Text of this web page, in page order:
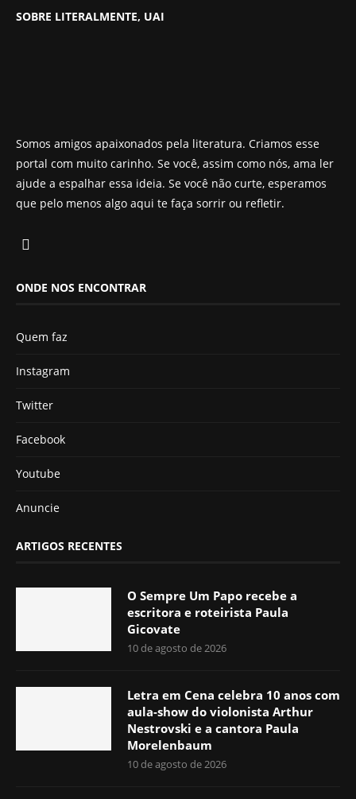
SOBRE LITERALMENTE, UAI
Somos amigos apaixonados pela literatura. Criamos esse
portal com muito carinho. Se você, assim como nós, ama ler
ajude a espalhar essa ideia. Se você não curte, esperamos
que pelo menos algo aqui te faça sorrir ou refletir.
ONDE NOS ENCONTRAR
Quem faz
Instagram
Twitter
Facebook
Youtube
Anuncie
ARTIGOS RECENTES
O Sempre Um Papo recebe a
escritora e roteirista Paula
Gicovate
10 de agosto de 2026
Letra em Cena celebra 10 anos com
aula-show do violonista Arthur
Nestrovski e a cantora Paula
Morelenbaum
10 de agosto de 2026